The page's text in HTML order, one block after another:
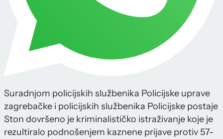
Suradnjom policijskih službenika Policijske uprave
zagrebačke i policijskih službenika Policijske postaje
Ston dovršeno je kriminalističko istraživanje koje je
rezultiralo podnošenjem kaznene prijave protiv 57-